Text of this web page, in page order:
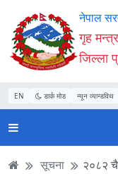
Accessibility
Mode
सुरु
गर्नुहोस्
सामाग्री
पढ्नुहाेस्
नेभिगेसन
पढ्नुहाेस्
वेबसाइट
खोजमा
जानुहोस्
नेपाल
गृह
जिल्ला
EN डार्क मोड न्यून व्यान्डविथ
सूचना २०८२